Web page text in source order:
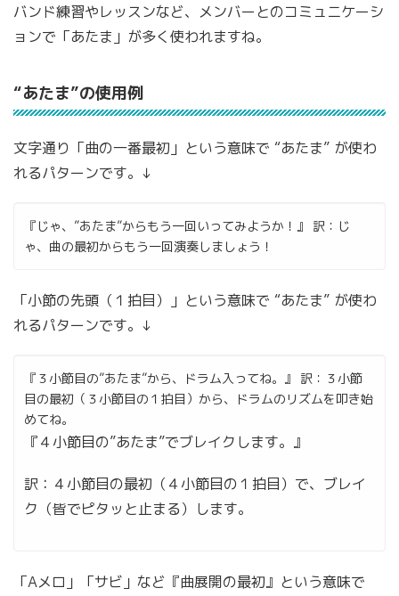
バンド練習やレッスンなど、メンバーとのコミュニケーシ
ョンで「あたま」が多く使われますね。
“あたま”の使用例
文字通り「曲の一番最初」という意味で “あたま” が使わ
れるパターンです。↓
『じゃ、”あたま”からもう一回いってみようか！』
訳：じ
ゃ、曲の最初からもう一回演奏しましょう！
「小節の先頭（１拍目）」という意味で “あたま” が使わ
れるパターンです。↓
『３小節目の”あたま”から、ドラム入ってね。』
訳：３小節
目の最初（３小節目の１拍目）から、ドラムのリズムを叩き始
めてね。
『４小節目の”あたま”でブレイクします。』
訳：４小節目の最初（４小節目の１拍目）で、ブレイ
ク（皆でピタッと止まる）します。
「Aメロ」「サビ」など『曲展開の最初』という意味で